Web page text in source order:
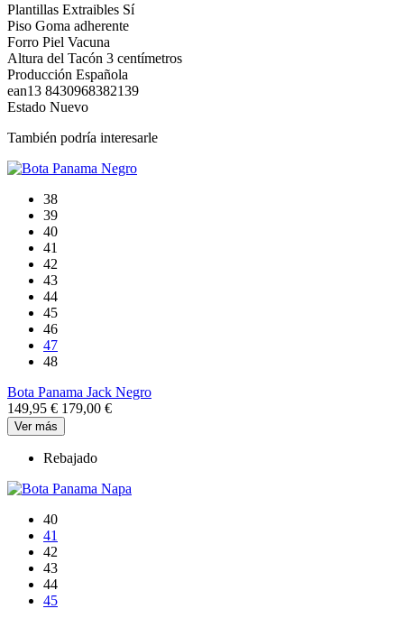
Plantillas Extraibles Sí
Piso Goma adherente
Forro Piel Vacuna
Altura del Tacón 3 centímetros
Producción Española
ean13 8430968382139
Estado Nuevo
También podría interesarle
38
39
40
41
42
43
44
45
46
47
48
Bota Panama Jack Negro
149,95 € 179,00 €
Ver más
Rebajado
40
41
42
43
44
45